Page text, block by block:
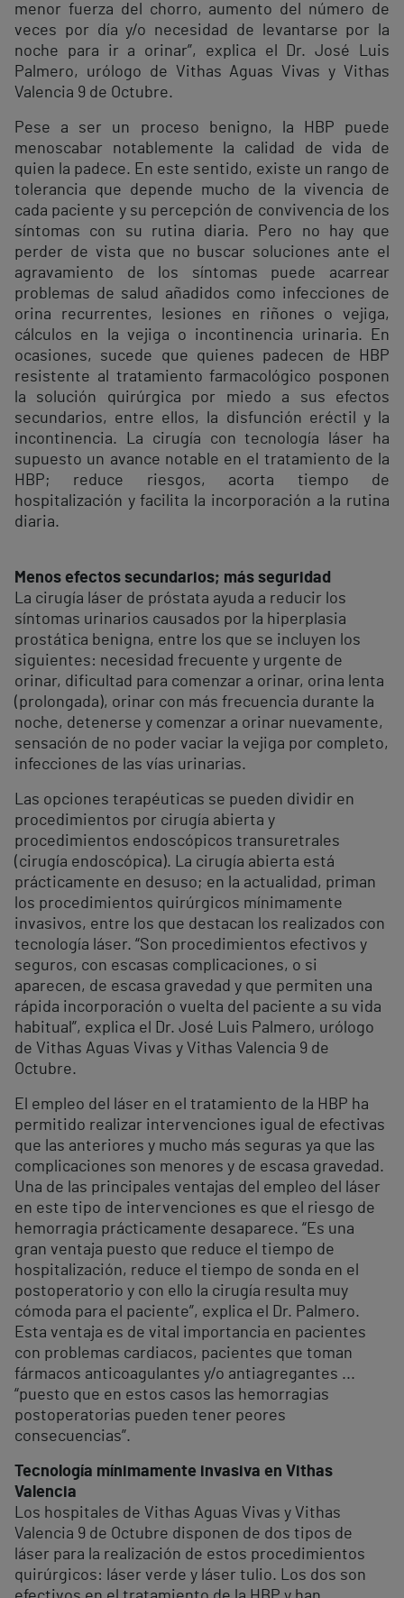
menor fuerza del chorro, aumento del número de
veces por día y/o necesidad de levantarse por la
noche para ir a orinar”, explica el Dr. José Luis
Palmero, urólogo de Vithas Aguas Vivas y Vithas
Valencia 9 de Octubre.
Pese a ser un proceso benigno, la HBP puede
menoscabar notablemente la calidad de vida de
quien la padece. En este sentido, existe un rango de
tolerancia que depende mucho de la vivencia de
cada paciente y su percepción de convivencia de los
síntomas con su rutina diaria. Pero no hay que
perder de vista que no buscar soluciones ante el
agravamiento de los síntomas puede acarrear
problemas de salud añadidos como infecciones de
orina recurrentes, lesiones en riñones o vejiga,
cálculos en la vejiga o incontinencia urinaria. En
ocasiones, sucede que quienes padecen de HBP
resistente al tratamiento farmacológico posponen
la solución quirúrgica por miedo a sus efectos
secundarios, entre ellos, la disfunción eréctil y la
incontinencia. La cirugía con tecnología láser ha
supuesto un avance notable en el tratamiento de la
HBP; reduce riesgos, acorta tiempo de
hospitalización y facilita la incorporación a la rutina
diaria.
Menos efectos secundarios; más seguridad
La cirugía láser de próstata ayuda a reducir los
síntomas urinarios causados por la hiperplasia
prostática benigna, entre los que se incluyen los
siguientes: necesidad frecuente y urgente de
orinar, dificultad para comenzar a orinar, orina lenta
(prolongada), orinar con más frecuencia durante la
noche, detenerse y comenzar a orinar nuevamente,
sensación de no poder vaciar la vejiga por completo,
infecciones de las vías urinarias.
Las opciones terapéuticas se pueden dividir en
procedimientos por cirugía abierta y
procedimientos endoscópicos transuretrales
(cirugía endoscópica). La cirugía abierta está
prácticamente en desuso; en la actualidad, priman
los procedimientos quirúrgicos mínimamente
invasivos, entre los que destacan los realizados con
tecnología láser. “Son procedimientos efectivos y
seguros, con escasas complicaciones, o si
aparecen, de escasa gravedad y que permiten una
rápida incorporación o vuelta del paciente a su vida
habitual”, explica el Dr. José Luis Palmero, urólogo
de Vithas Aguas Vivas y Vithas Valencia 9 de
Octubre.
El empleo del láser en el tratamiento de la HBP ha
permitido realizar intervenciones igual de efectivas
que las anteriores y mucho más seguras ya que las
complicaciones son menores y de escasa gravedad.
Una de las principales ventajas del empleo del láser
en este tipo de intervenciones es que el riesgo de
hemorragia prácticamente desaparece. “Es una
gran ventaja puesto que reduce el tiempo de
hospitalización, reduce el tiempo de sonda en el
postoperatorio y con ello la cirugía resulta muy
cómoda para el paciente”, explica el Dr. Palmero.
Esta ventaja es de vital importancia en pacientes
con problemas cardiacos, pacientes que toman
fármacos anticoagulantes y/o antiagregantes ...
“puesto que en estos casos las hemorragias
postoperatorias pueden tener peores
consecuencias”.
Tecnología mínimamente invasiva en Vithas
Valencia
Los hospitales de Vithas Aguas Vivas y Vithas
Valencia 9 de Octubre disponen de dos tipos de
láser para la realización de estos procedimientos
quirúrgicos: láser verde y láser tulio. Los dos son